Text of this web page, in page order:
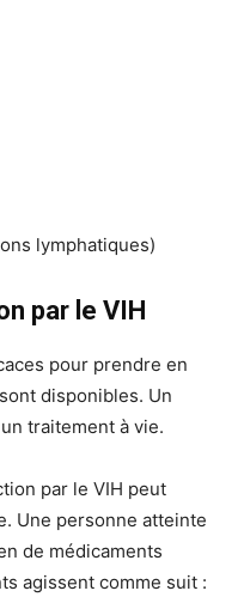
lymphatiques)
par le VIH
pour prendre en
disponibles. Un
traitement à vie.
par le VIH peut
Une personne atteinte
de médicaments
agissent comme suit :